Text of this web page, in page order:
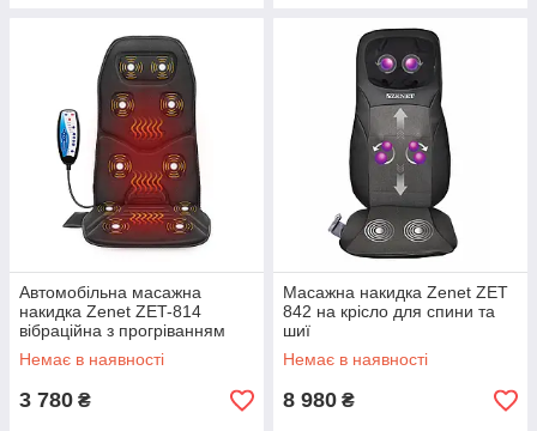
Автомобільна масажна
накидка Zenet ZET-814
вібраційна з прогріванням
Немає в наявності
3 780 ₴
Масажна накидка Zenet ZET
842 на крісло для спини та
шиї
Немає в наявності
8 980 ₴